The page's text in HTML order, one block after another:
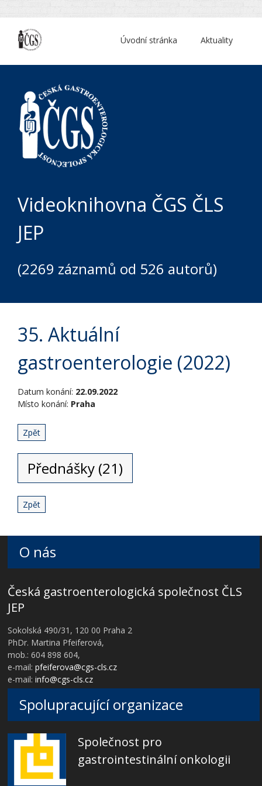
Aktuality
Úvodní stránka
Videoknihovna ČGS ČLS
JEP
(2269 záznamů od 526 autorů)
35. Aktuální
gastroenterologie (2022)
Datum konání: 22.09.2022
Místo konání: Praha
Zpět
Přednášky (21)
Zpět
O nás
Česká gastroenterologická společnost ČLS
JEP
Sokolská 490/31, 120 00 Praha 2
PhDr. Martina Pfeiferová,
mob.: 604 898 604,
e-mail:pfeiferova@cgs-cls.cz
e-mail:info@cgs-cls.cz
Spolupracující organizace
Společnost pro
gastrointestinální onkologii